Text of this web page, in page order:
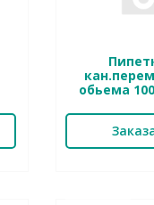
обьема